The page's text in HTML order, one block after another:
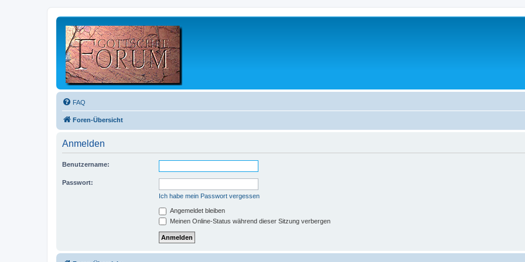
FAQ
Foren-Übersicht
Anmelden
Benutzername:
Passwort:
Ich habe mein Passwort vergessen
Angemeldet bleiben
Meinen Online-Status während dieser Sitzung verbergen